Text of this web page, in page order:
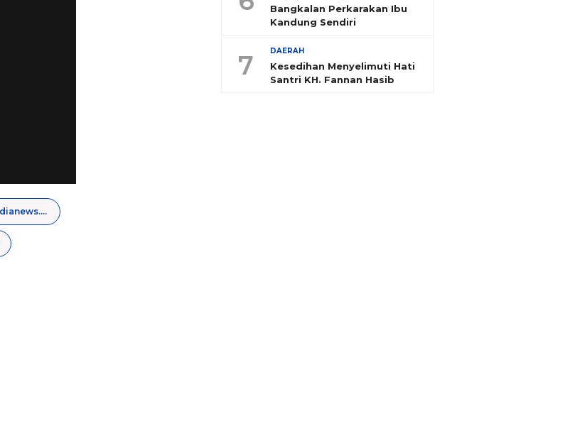
regamedianews.com
Bangkalan Perkarakan Ibu
Kandung Sendiri
7 DAERAH
Kesedihan Menyelimuti Hati
Santri KH. Fannan Hasib